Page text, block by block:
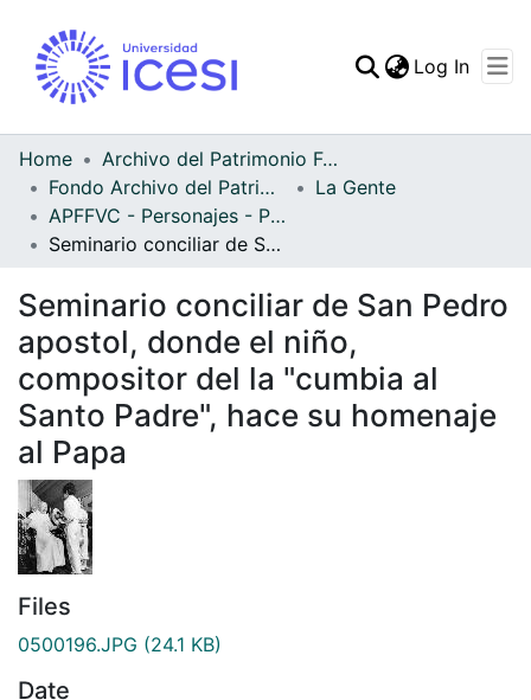
Statistics
Log In
Home
Archivo del Patrimonio Fotográfico y Fílmico del Valle del Cauca
Fondo Archivo del Patrimonio Fotográfico y Fílmico del Valle del Cauca
La Gente
APFFVC - Personajes - Patrimonial
Seminario conciliar de San Pedro apostol, donde el niño, compositor del la "cumbia al Santo Padre", hace su homenaje al Papa
Seminario conciliar de San Pedro
apostol, donde el niño,
compositor del la "cumbia al
Santo Padre", hace su homenaje
al Papa
Files
0500196.JPG (24.1 KB)
Date